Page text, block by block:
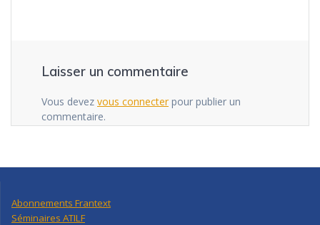
Laisser un commentaire
Vous devez vous connecterpour publier un
commentaire.
Abonnements Frantext
Séminaires ATILF